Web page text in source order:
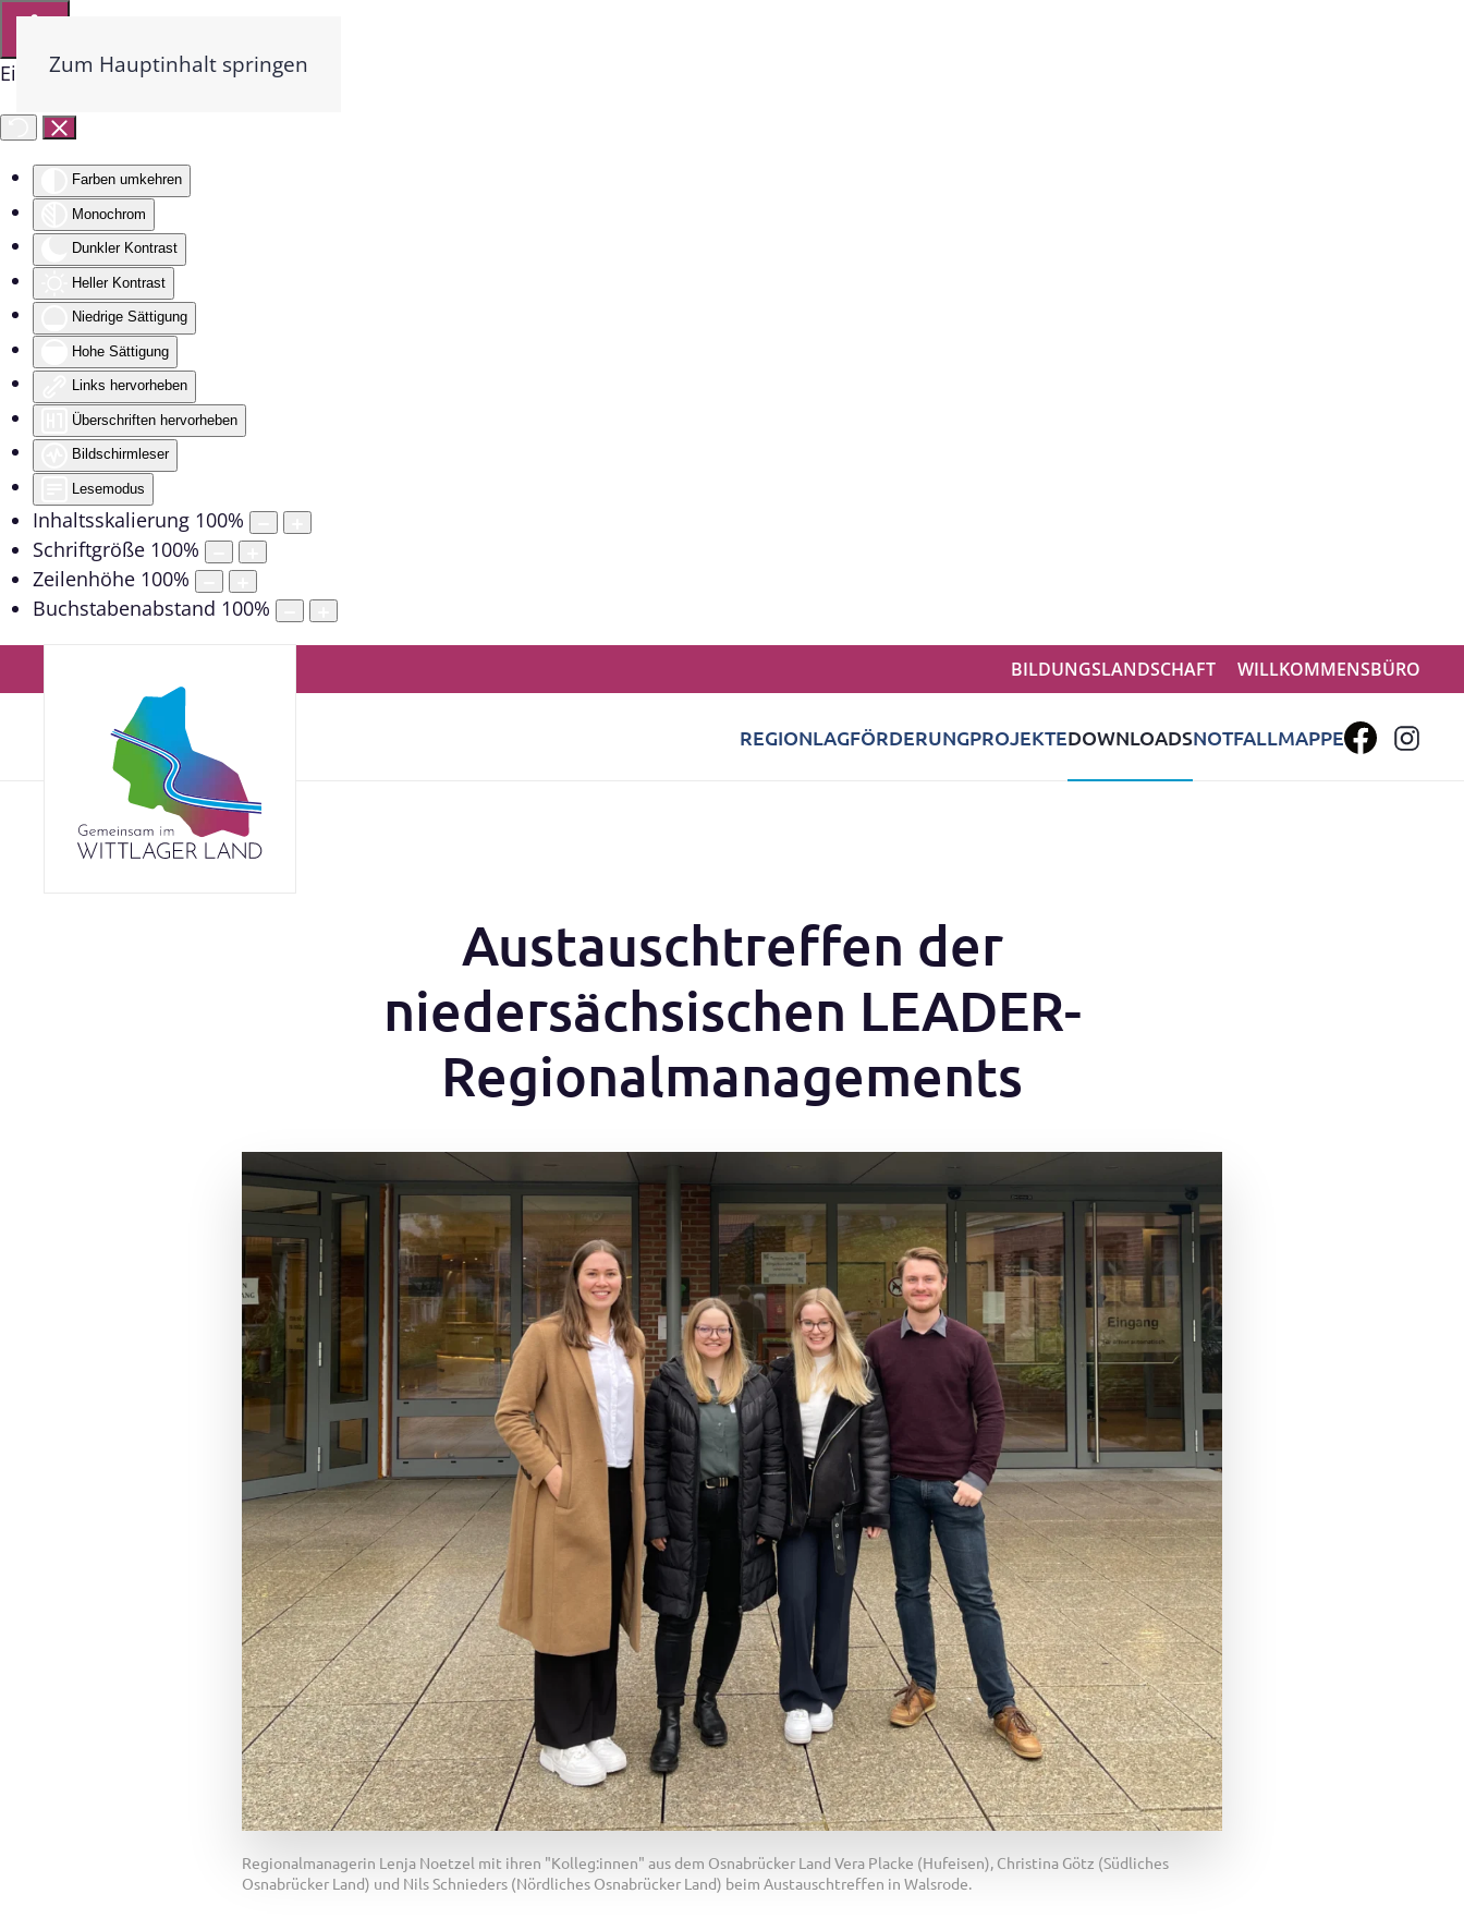
Eingabehilfen öffnen
Farben umkehren
Monochrom
Dunkler Kontrast
Heller Kontrast
Niedrige Sättigung
Hohe Sättigung
Links hervorheben
Überschriften hervorheben
Bildschirmleser
Lesemodus
Inhaltsskalierung 100%
Schriftgröße 100%
Zeilenhöhe 100%
Buchstabenabstand 100%
Zum Hauptinhalt springen
BILDUNGSLANDSCHAFT WILLKOMMENSBÜRO
REGIONLAGFÖRDERUNGPROJEKTEDOWNLOADSNOTFALLMAPPE
Austauschtreffen der
niedersächsischen LEADER-
Regionalmanagements
Regionalmanagerin Lenja Noetzel mit ihren "Kolleg:innen" aus dem Osnabrücker Land Vera Placke (Hufeisen), Christina Götz (Südliches
Osnabrücker Land) und Nils Schnieders (Nördliches Osnabrücker Land) beim Austauschtreffen in Walsrode.